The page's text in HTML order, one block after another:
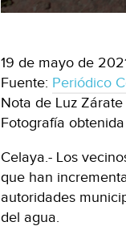
19 de mayo de
Fuente: Periódico
Nota de Luz Zárate
Fotografía
Celaya.- Los
que han
autoridades
del agua.